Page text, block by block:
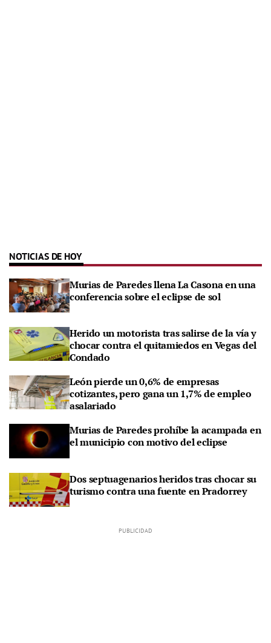
NOTICIAS DE HOY
Murias de Paredes llena La Casona en una
conferencia sobre el eclipse de sol
Herido un motorista tras salirse de la vía y
chocar contra el quitamiedos en Vegas del
Condado
León pierde un 0,6% de empresas
cotizantes, pero gana un 1,7% de empleo
asalariado
Murias de Paredes prohíbe la acampada en
el municipio con motivo del eclipse
Dos septuagenarios heridos tras chocar su
turismo contra una fuente en Pradorrey